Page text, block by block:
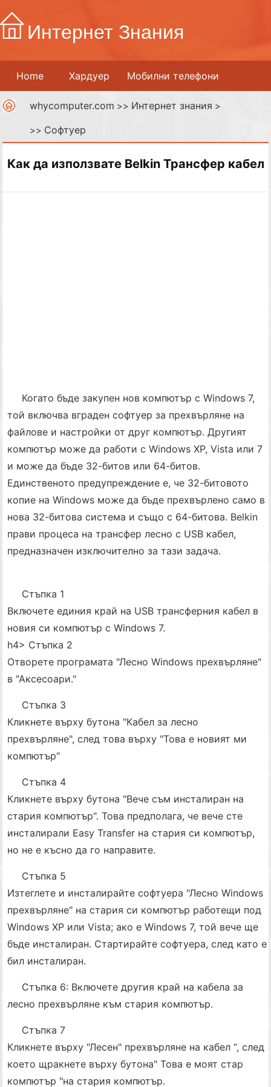
Интернет Знания
Home Хардуер Мобилни телефони
Принтери Мрежи Интернет
Дигитални медии
whycomputer.com >> Интернет знания >
>> Софтуер
Как да използвате Belkin Трансфер кабел
Когато бъде закупен нов компютър с Windows 7,
той включва вграден софтуер за прехвърляне на
файлове и настройки от друг компютър. Другият
компютър може да работи с Windows XP, Vista или 7
и може да бъде 32-битов или 64-битов.
Единственото предупреждение е, че 32-битовото
копие на Windows може да бъде прехвърлено само в
нова 32-битова система и също с 64-битова. Belkin
прави процеса на трансфер лесно с USB кабел,
предназначен изключително за тази задача.
Стъпка 1
Включете единия край на USB трансферния кабел в
новия си компютър с Windows 7.
h4> Стъпка 2
Отворете програмата "Лесно Windows прехвърляне"
в "Аксесоари."
Стъпка 3
Кликнете върху бутона "Кабел за лесно
прехвърляне", след това върху "Това е новият ми
компютър"
Стъпка 4
Кликнете върху бутона "Вече съм инсталиран на
стария компютър". Това предполага, че вече сте
инсталирали Easy Transfer на стария си компютър,
но не е късно да го направите.
Стъпка 5
Изтеглете и инсталирайте софтуера "Лесно Windows
прехвърляне" на стария си компютър работещи под
Windows XP или Vista; ако е Windows 7, той вече ще
бъде инсталиран. Стартирайте софтуера, след като е
бил инсталиран.
Стъпка 6: Включете другия край на кабела за
лесно прехвърляне към стария компютър.
Стъпка 7
Кликнете върху "Лесен" прехвърляне на кабел “, след
което щракнете върху бутона" Това е моят стар
компютър "на стария компютър.